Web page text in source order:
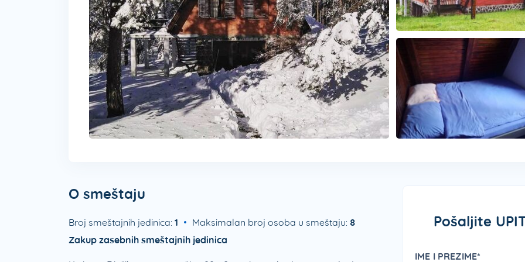
O smeštaju
Broj smeštajnih jedinica: 1 Maksimalan broj osoba u smeštaju: 8
Zakup zasebnih smeštajnih jedinica
Pošaljite
IME I PREZIME*